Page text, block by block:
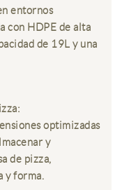
entornos
con HDPE de alta
de 19L y una
optimizadas
y
de pizza,
y forma.